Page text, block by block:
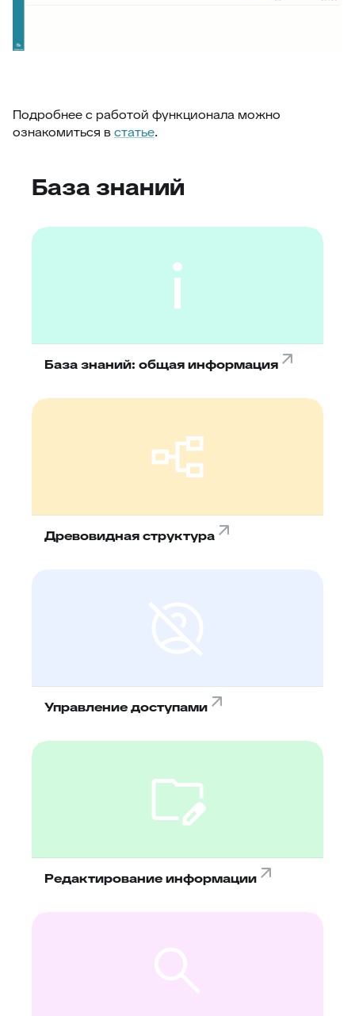
Подробнее с работой функционала можно
ознакомиться встатье.
База знаний
База знаний: общая информация
Древовидная структура
Управление доступами
Редактирование информации